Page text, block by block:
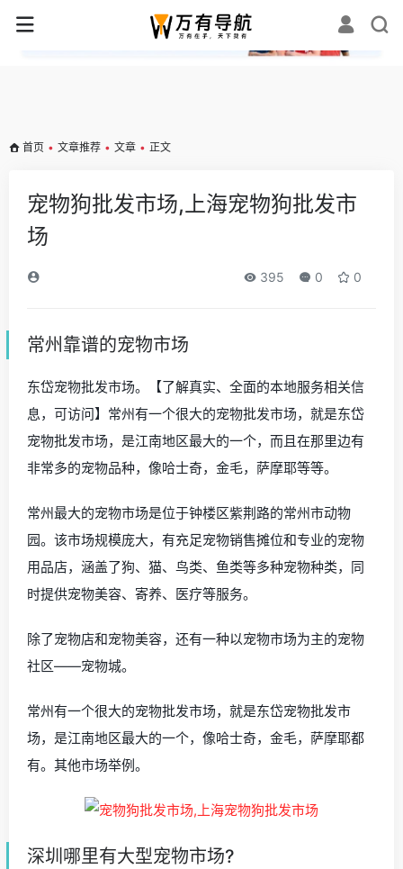
✕
首页 • 文章推荐 • 文章 • 正文
宠物狗批发市场,上海宠物狗批发市
场
395 0 0
常州靠谱的宠物市场
东岱宠物批发市场。【了解真实、全面的本地服务相关信
息，可访问】常州有一个很大的宠物批发市场，就是东岱
宠物批发市场，是江南地区最大的一个，而且在那里边有
非常多的宠物品种，像哈士奇，金毛，萨摩耶等等。
常州最大的宠物市场是位于钟楼区紫荆路的常州市动物
园。该市场规模庞大，有充足宠物销售摊位和专业的宠物
用品店，涵盖了狗、猫、鸟类、鱼类等多种宠物种类，同
时提供宠物美容、寄养、医疗等服务。
除了宠物店和宠物美容，还有一种以宠物市场为主的宠物
社区——宠物城。
常州有一个很大的宠物批发市场，就是东岱宠物批发市
场，是江南地区最大的一个，像哈士奇，金毛，萨摩耶都
有。其他市场举例。
深圳哪里有大型宠物市场?